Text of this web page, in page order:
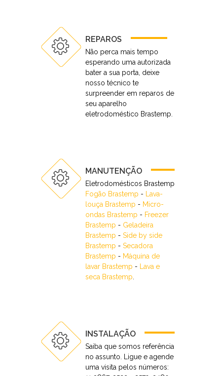
REPAROS
Não perca mais tempo
esperando uma autorizada
bater a sua porta, deixe
nosso técnico te
surpreender em reparos de
seu aparelho
eletrodoméstico Brastemp.
MANUTENÇÃO
Eletrodomésticos Brastemp
Fogão Brastemp -
Lava-
louça Brastemp - Micro-
ondas Brastemp - Freezer
Brastemp - Geladeira
Brastemp - Side by side
Brastemp - Secadora
Brastemp - Máquina de
lavar Brastemp -
Lava e
seca Brastemp
INSTALAÇÃO
Saiba que somos referência
no assunto. Ligue e agende
uma visita pelos números: